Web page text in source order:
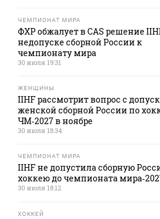
ЧЕМПИОНАТ МИРА
ФХР обжалует в CAS решение
недопуске сборной России к
чемпионату мира
30 июля 19:31
ЖЕНЩИНЫ
IIHF рассмотрит вопрос с
женской сборной России по
ЧМ‑2027 в ноябре
30 июля 18:34
ЧЕМПИОНАТ МИРА
IIHF не допустила сборную
хоккею до чемпионата
30 июля 18:12
ХОККЕЙ